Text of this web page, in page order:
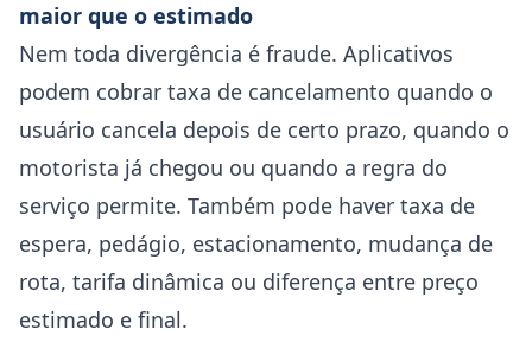
maior que o estimado
Nem toda divergência é fraude. Aplicativos
podem cobrar taxa de cancelamento quando o
usuário cancela depois de certo prazo, quando o
motorista já chegou ou quando a regra do
serviço permite. Também pode haver taxa de
espera, pedágio, estacionamento, mudança de
rota, tarifa dinâmica ou diferença entre preço
estimado e final.